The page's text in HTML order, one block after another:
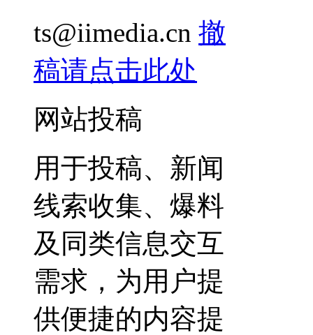
ts@iimedia.cn 撤
稿请点击此处
网站投稿
用于投稿、新闻
线索收集、爆料
及同类信息交互
需求，为用户提
供便捷的内容提